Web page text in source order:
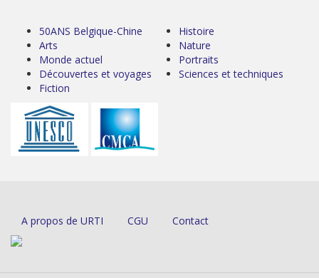
50ANS Belgique-Chine
Arts
Monde actuel
Découvertes et voyages
Fiction
Histoire
Nature
Portraits
Sciences et techniques
A propos de URTI CGU Contact